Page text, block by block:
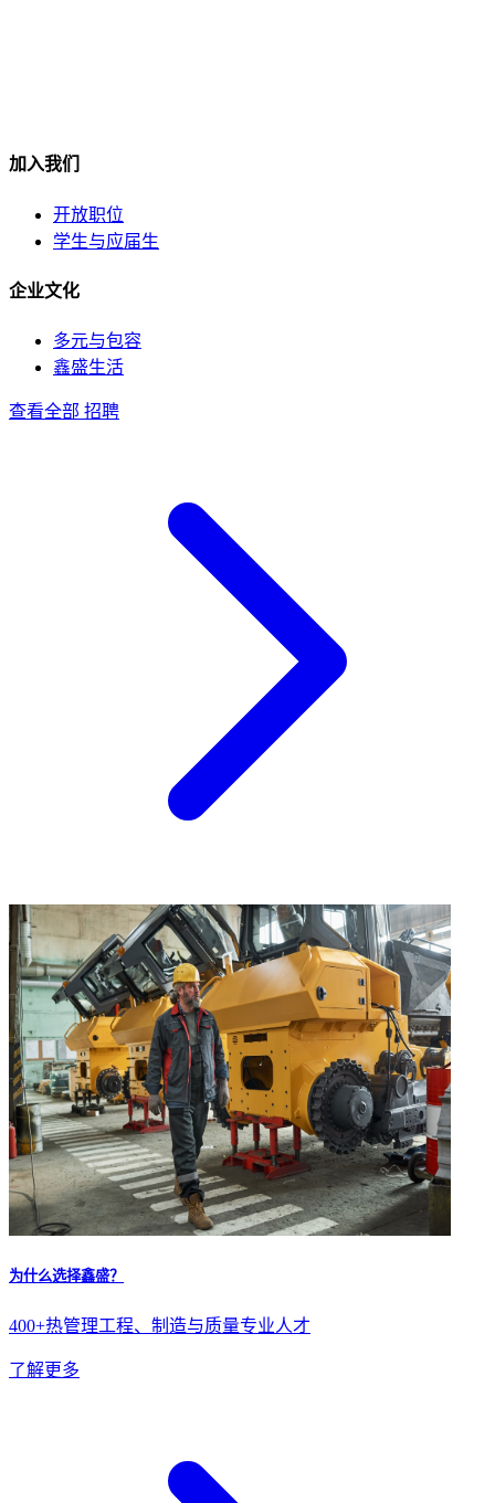
加入我们
开放职位
学生与应届生
企业文化
多元与包容
鑫盛生活
查看全部 招聘
为什么选择鑫盛？
400+热管理工程、制造与质量专业人才
了解更多